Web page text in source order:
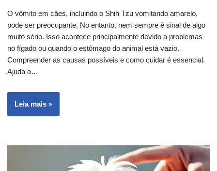
O vômito em cães, incluindo o Shih Tzu vomitando amarelo,
pode ser preocupante. No entanto, nem sempre é sinal de algo
muito sério. Isso acontece principalmente devido a problemas
no fígado ou quando o estômago do animal está vazio.
Compreender as causas possíveis e como cuidar é essencial.
Ajuda a…
Leia mais »